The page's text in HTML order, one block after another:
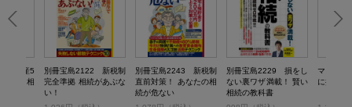
資産5
の「相
別冊宝島2122 新税制
完全準拠 相続があぶな
い！
別冊宝島2243 新税制
直前対策！ あなたの相
続が危ない
別冊宝島2229 損をし
ない裏ワザ満載！ 賢い
相続の教科書
マンガ
に損しな